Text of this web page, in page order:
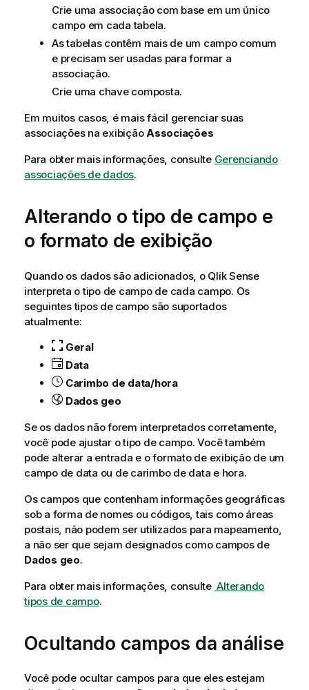
Crie uma associação com base em um único
campo em cada tabela.
As tabelas contêm mais de um campo comum
e precisam ser usadas para formar a
associação.
Crie uma chave composta.
Em muitos casos, é mais fácil gerenciar suas
associações na exibiçãoAssociações
Para obter mais informações, consulte Gerenciando
associações de dados.
Alterando o tipo de campo e
o formato de exibição
Quando os dados são adicionados, o Qlik Sense
interpreta o tipo de campo de cada campo. Os
seguintes tipos de campo são suportados
atualmente:
Geral
Data
Carimbo de data/hora
Dados geo
Se os dados não forem interpretados corretamente,
você pode ajustar o tipo de campo. Você também
pode alterar a entrada e o formato de exibição de um
campo de data ou de carimbo de data e hora.
Os campos que contenham informações geográficas
sob a forma de nomes ou códigos, tais como áreas
postais, não podem ser utilizados para mapeamento,
a não ser que sejam designados como campos de
Dados geo.
Para obter mais informações, consulte Alterando
tipos de campo.
Ocultando campos da análise
Você pode ocultar campos para que eles estejam